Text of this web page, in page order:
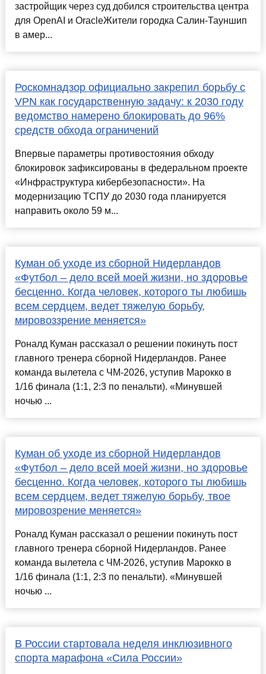
застройщик через суд добился строительства центра
для OpenAI и OracleЖители городка Салин-Тауншип
в амер...
Роскомнадзор официально закрепил борьбу с
VPN как государственную задачу: к 2030 году
ведомство намерено блокировать до 96%
средств обхода ограничений
Впервые параметры противостояния обходу
блокировок зафиксированы в федеральном проекте
«Инфраструктура кибербезопасности». На
модернизацию ТСПУ до 2030 года планируется
направить около 59 м...
Куман об уходе из сборной Нидерландов
«Футбол – дело всей моей жизни, но здоровье
бесценно. Когда человек, которого ты любишь
всем сердцем, ведет тяжелую борьбу,
мировоззрение меняется»
Роналд Куман рассказал о решении покинуть пост
главного тренера сборной Нидерландов. Ранее
команда вылетела с ЧМ-2026, уступив Марокко в
1/16 финала (1:1, 2:3 по пенальти). «Минувшей
ночью ...
Куман об уходе из сборной Нидерландов
«Футбол – дело всей моей жизни, но здоровье
бесценно. Когда человек, которого ты любишь
всем сердцем, ведет тяжелую борьбу, твое
мировозрение меняется»
Роналд Куман рассказал о решении покинуть пост
главного тренера сборной Нидерландов. Ранее
команда вылетела с ЧМ-2026, уступив Марокко в
1/16 финала (1:1, 2:3 по пенальти). «Минувшей
ночью ...
В России стартовала неделя инклюзивного
спорта марафона «Сила России»